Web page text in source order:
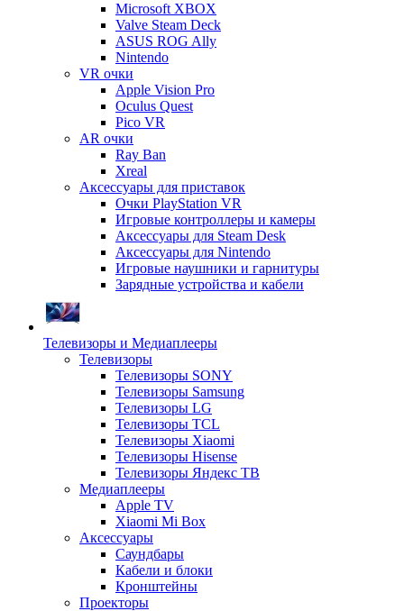
Microsoft XBOX
Valve Steam Deck
ASUS ROG Ally
Nintendo
VR очки
Apple Vision Pro
Oculus Quest
Pico VR
AR очки
Ray Ban
Xreal
Аксессуары для приставок
Очки PlayStation VR
Игровые контроллеры и камеры
Аксессуары для Steam Desk
Аксессуары для Nintendo
Игровые наушники и гарнитуры
Зарядные устройства и кабели
Телевизоры и Медиаплееры
Телевизоры
Телевизоры SONY
Телевизоры Samsung
Телевизоры LG
Телевизоры TCL
Телевизоры Xiaomi
Телевизоры Hisense
Телевизоры Яндекс ТВ
Медиаплееры
Apple TV
Xiaomi Mi Box
Аксессуары
Саундбары
Кабели и блоки
Кронштейны
Проекторы